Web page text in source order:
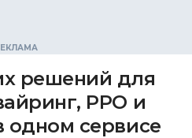
решений для
РРО и
одном сервисе